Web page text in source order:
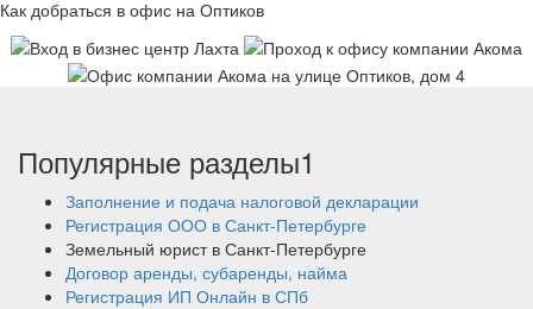
Как добраться в офис на Оптиков
Популярные разделы1
Заполнение и подача налоговой декларации
Регистрация ООО в Санкт-Петербурге
Земельный юрист в Санкт-Петербурге
Договор аренды, субаренды, найма
Регистрация ИП Онлайн в СПб